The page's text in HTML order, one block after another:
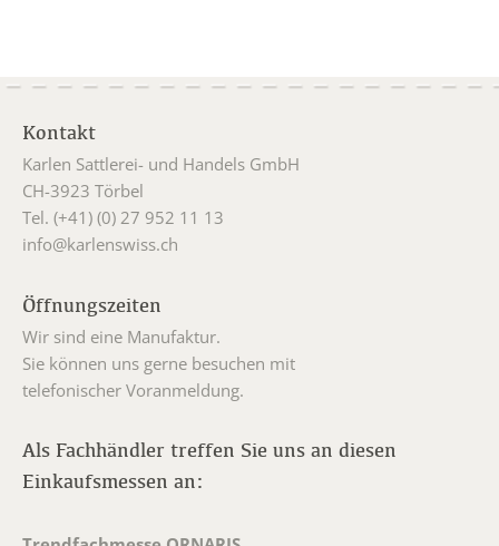
Kontakt
Karlen Sattlerei- und Handels GmbH
CH-3923 Törbel
Tel. (+41) (0) 27 952 11 13
info@karlenswiss.ch
Öffnungszeiten
Wir sind eine Manufaktur.
Sie können uns gerne besuchen mit
telefonischer Voranmeldung.
Als Fachhändler treffen Sie uns an diesen
Einkaufsmessen an: